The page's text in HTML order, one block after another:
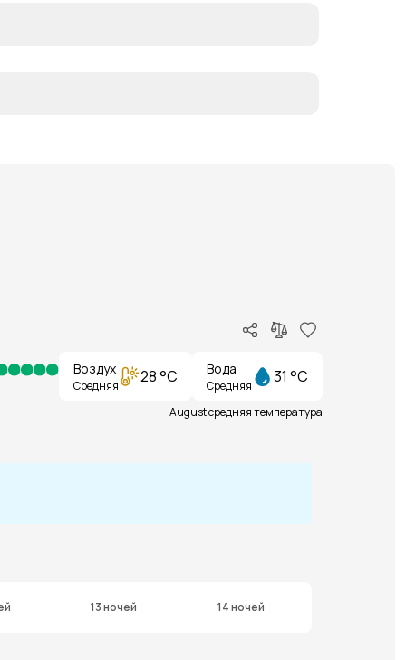
Воздух
Средняя 28 °C Вода
Средняя 31 °C
August средняя температура
13 ночей 14 ночей